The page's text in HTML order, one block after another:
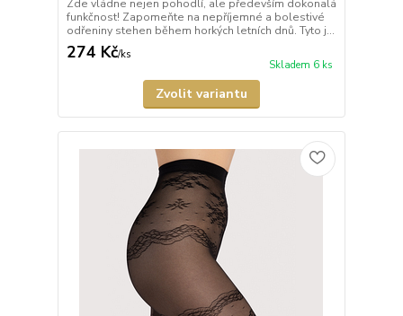
Zde vládne nejen pohodlí, ale především dokonalá
funkčnost! Zapomeňte na nepříjemné a bolestivé
odřeniny stehen během horkých letních dnů. Tyto j...
274 Kč/ks
Skladem 6 ks
Zvolit variantu